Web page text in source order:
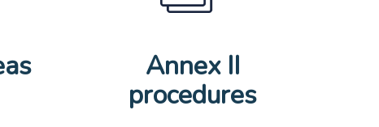
Annex II
procedures